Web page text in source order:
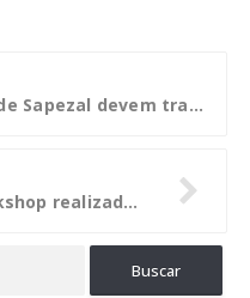
Gestão e sociedade de Sapezal devem trabalhar juntas para atingir metas do PDI
AMEE-MT participa de Workshop realizado pela Energisa